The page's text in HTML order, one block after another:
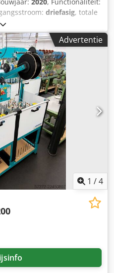
in de technische gegevens
vragen kunt u ons
driefasig, totale
2.000 mm,
, Wij bieden een
aan voor enkelvoudige laag-
en leer. Met de
kunnen optioneel ook
herkend en nauwkeurig
weinig gedraaid en werkt
Advertentie
1 /4